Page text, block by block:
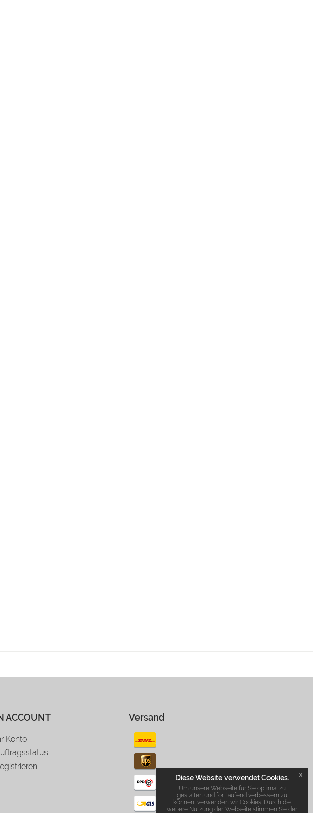
ACCOUNT
Konto
Versand
Diese Website verwendet Cookies.
Um unsere Webseite für Sie optimal zu
gestalten und fortlaufend verbessern zu
können, verwenden wir Cookies. Durch die
weitere Nutzung der Webseite stimmen Sie der
x